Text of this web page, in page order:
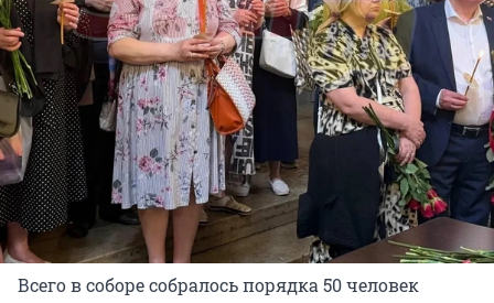
Всего в соборе собралось порядка 50 человек